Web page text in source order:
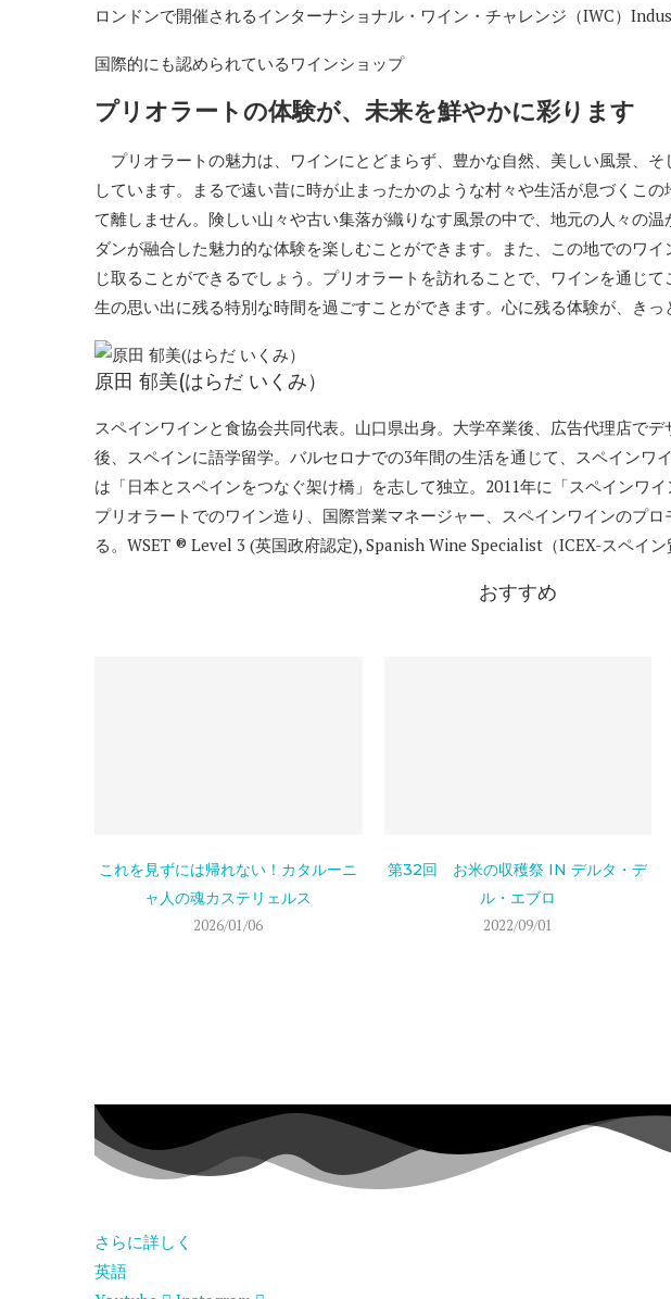
ロンドンで開催されるインターナショナル・ワイン・チャレンジ（IWC）
国際的にも認められているワインショップ
プリオラートの体験が、未来を鮮やかに彩ります
プリオラートの魅力は、ワインにとどまらず、豊かな自然、美しい風景、
しています。まるで遠い昔に時が止まったかのような村々や生活が息づくこ
て離しません。険しい山々や古い集落が織りなす風景の中で、地元の人々の
ダンが融合した魅力的な体験を楽しむことができます。また、この地でのワ
じ取ることができるでしょう。プリオラートを訪れることで、ワインを通じ
生の思い出に残る特別な時間を過ごすことができます。心に残る体験が、きっ
原田 郁美(はらだ いくみ）
スペインワインと食協会共同代表。山口県出身。大学卒業後、広告代理店で
後、スペインに語学留学。バルセロナでの3年間の生活を通じて、スペインワ
は「日本とスペインをつなぐ架け橋」を志して独立。2011年に「スペインワ
プリオラートでのワイン造り、国際営業マネージャー、スペインワインのプ
る。WSET ® Level 3 (英国政府認定), Spanish Wine Specialist（ICEX-スペイン
おすすめ
これを見ずには帰れない！カタルーニ
ャ人の魂カステリェルス
2026/01/06
第32回 お米の収穫祭 IN デルタ・デ
ル・エブロ
2022/09/01
さらに詳しく
英語